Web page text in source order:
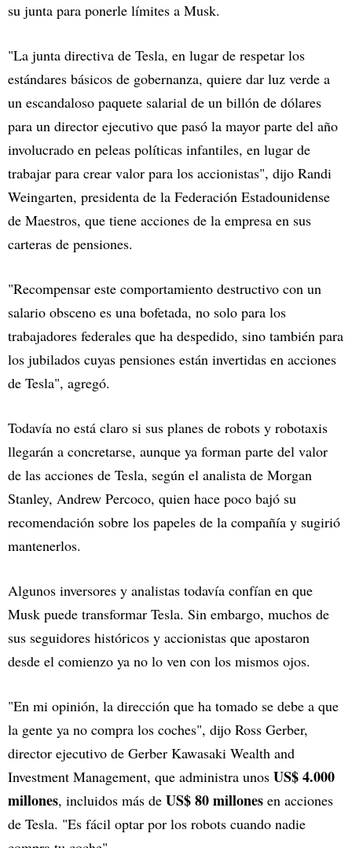
su junta para ponerle límites a Musk.
"La junta directiva de Tesla, en lugar de respetar los
estándares básicos de gobernanza, quiere dar luz verde a
un escandaloso paquete salarial de un billón de dólares
para un director ejecutivo que pasó la mayor parte del año
involucrado en peleas políticas infantiles, en lugar de
trabajar para crear valor para los accionistas", dijo Randi
Weingarten, presidenta de la Federación Estadounidense
de Maestros, que tiene acciones de la empresa en sus
carteras de pensiones.
"Recompensar este comportamiento destructivo con un
salario obsceno es una bofetada, no solo para los
trabajadores federales que ha despedido, sino también para
los jubilados cuyas pensiones están invertidas en acciones
de Tesla", agregó.
Todavía no está claro si sus planes de robots y robotaxis
llegarán a concretarse, aunque ya forman parte del valor
de las acciones de Tesla, según el analista de Morgan
Stanley, Andrew Percoco, quien hace poco bajó su
recomendación sobre los papeles de la compañía y sugirió
mantenerlos.
Algunos inversores y analistas todavía confían en que
Musk puede transformar Tesla. Sin embargo, muchos de
sus seguidores históricos y accionistas que apostaron
desde el comienzo ya no lo ven con los mismos ojos.
"En mi opinión, la dirección que ha tomado se debe a que
la gente ya no compra los coches", dijo Ross Gerber,
director ejecutivo de Gerber Kawasaki Wealth and
Investment Management, que administra unos US$ 4.000
millones, incluidos más de US$ 80 millones en acciones
de Tesla. "Es fácil optar por los robots cuando nadie